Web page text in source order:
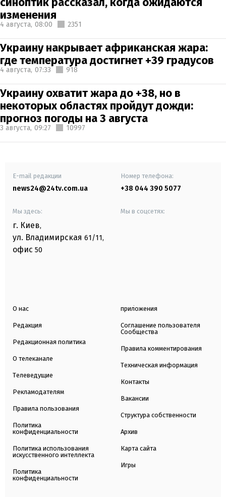
изменения
4 августа, 08:00 2351
Украину накрывает африканская жара:
где температура достигнет +39 градусов
4 августа, 07:33 918
Украину охватит жара до +38, но в
некоторых областях пройдут дожди:
прогноз погоды на 3 августа
3 августа, 09:27 10997
E-mail редакции
news24@24tv.com.ua
Номер телефона:
+38 044 390 5077
Мы здесь:
г. Киев,
ул. Владимирская 61/11,
офис 50
Мы в соцсетях:
О нас
Редакция
Редакционная политика
О телеканале
Телеведущие
Рекламодателям
Правила пользования
Политика
конфиденциальности
Политика использования
искусственного интеллекта
Политика
конфиденциальности
приложения
Соглашение пользователя
Сообщества
Правила комментирования
Техническая информация
Контакты
Вакансии
Структура собственности
Архив
Карта сайта
Игры